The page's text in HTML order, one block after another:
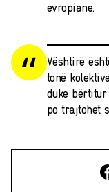
evropiane.
Vështirë
tonë
duke
po trajtohet